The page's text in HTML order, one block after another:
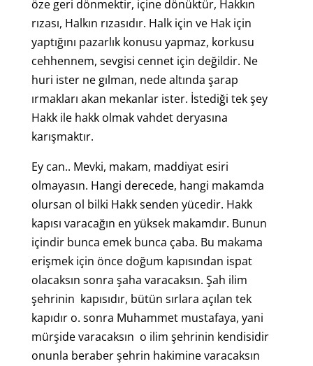
öze geri dönmektir, içine dönüktür, Hakkın
rızası, Halkın rızasıdır. Halk için ve Hak için
yaptığını pazarlık konusu yapmaz, korkusu
cehhennem, sevgisi cennet için değildir. Ne
huri ister ne gılman, nede altında şarap
ırmakları akan mekanlar ister. İstediği tek şey
Hakk ile hakk olmak vahdet deryasına
karışmaktır.
Ey can.. Mevki, makam, maddiyat esiri
olmayasın. Hangi derecede, hangi makamda
olursan ol bilki Hakk senden yücedir. Hakk
kapısı varacağın en yüksek makamdır. Bunun
içindir bunca emek bunca çaba. Bu makama
erişmek için önce doğum kapısından ispat
olacaksın sonra şaha varacaksın. Şah ilim
şehrinin kapısıdır, bütün sırlara açılan tek
kapıdır o. sonra Muhammet mustafaya, yani
mürşide varacaksın o ilim şehrinin kendisidir
onunla beraber şehrin hakimine varacaksın